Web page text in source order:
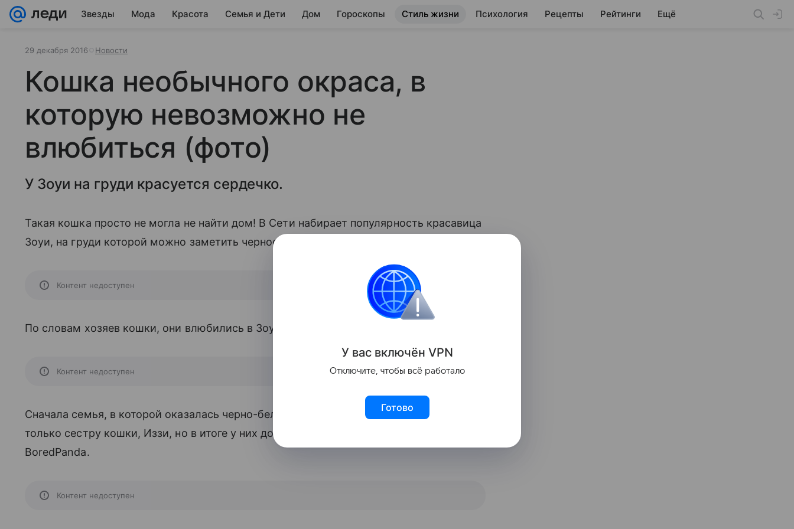
Звезды Мода Красота Семья и Дети Дом Гороскопы Стиль жизни Психология Рецепты Рейтинги Ещё
29 декабря 2016 Новости
Кошка необычного окраса, в
которую невозможно не
влюбиться (фото)
У Зоуи на груди красуется сердечко.
Такая кошка просто не могла не найти дом! В Сети набирает популярность красавица
Зоуи, на груди которой можно заметить черное сердечко.
Контент недоступен
По словам хозяев кошки, они влюбились в Зоуи, как только ее увидели.
Контент недоступен
Сначала семья, в которой оказалась черно-белая красавица, хотела взять к себе
только сестру кошки, Иззи, но в итоге у них дома оказались оба животных, пишет
BoredPanda.
Контент недоступен
У вас включён VPN
Отключите, чтобы всё работало
Готово